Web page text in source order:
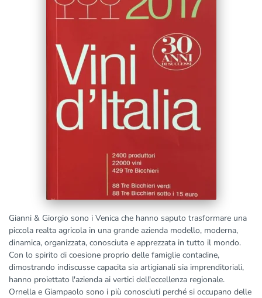
Gianni & Giorgio sono i Venica che hanno saputo trasformare una
piccola realta agricola in una grande azienda modello, moderna,
dinamica, organizzata, conosciuta e apprezzata in tutto il mondo.
Con lo spirito di coesione proprio delle famiglie contadine,
dimostrando indiscusse capacita sia artigianali sia imprenditoriali,
hanno proiettato l'azienda ai vertici dell'eccellenza regionale.
Ornella e Giampaolo sono i più conosciuti perché si occupano delle